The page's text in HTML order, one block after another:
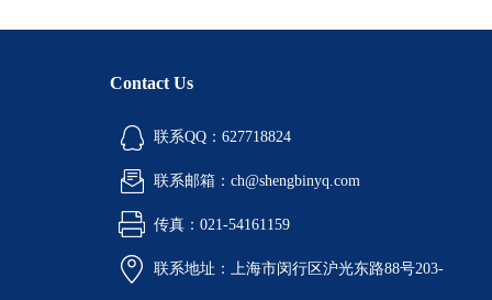
Contact Us
联系QQ：627718824
联系邮箱：ch@shengbinyq.com
传真：021-54161159
联系地址：上海市闵行区沪光东路88号203-